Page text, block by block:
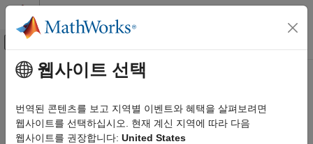
콘텐츠로 바로 가기
오프캔버스 탐색 메뉴 토글
문서 홈
주요 콘텐츠
이 페이지가 얼마나 도움이 되었습니까?
웹사이트 선택
번역된 콘텐츠를 보고 지역별 이벤트와 혜택을 살펴보려면
웹사이트를 선택하십시오. 현재 계신 지역에 따라 다음
웹사이트를 권장합니다: United States